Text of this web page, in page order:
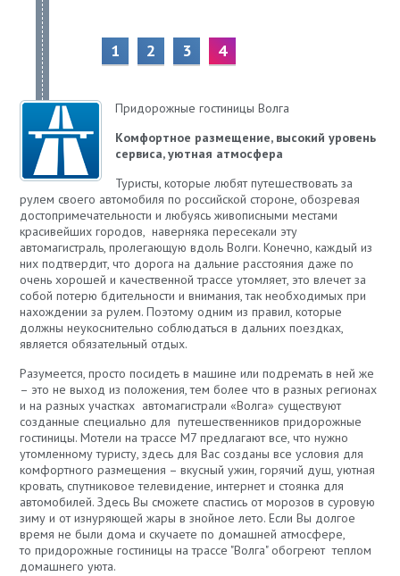
1 2 3 4
Придорожные гостиницы Волга
Комфортное размещение, высокий уровень
сервиса, уютная атмосфера
Туристы, которые любят путешествовать за
рулем своего автомобиля по российской стороне, обозревая
достопримечательности и любуясь живописными местами
красивейших городов, наверняка пересекали эту
автомагистраль, пролегающую вдоль Волги. Конечно, каждый из
них подтвердит, что дорога на дальние расстояния даже по
очень хорошей и качественной трассе утомляет, это влечет за
собой потерю бдительности и внимания, так необходимых при
нахождении за рулем. Поэтому одним из правил, которые
должны неукоснительно соблюдаться в дальних поездках,
является обязательный отдых.
Разумеется, просто посидеть в машине или подремать в ней же
– это не выход из положения, тем более что в разных регионах
и на разных участках автомагистрали «Волга» существуют
созданные специально для путешественников придорожные
гостиницы. Мотели на трассе М7 предлагают все, что нужно
утомленному туристу, здесь для Вас созданы все условия для
комфортного размещения – вкусный ужин, горячий душ, уютная
кровать, спутниковое телевидение, интернет и стоянка для
автомобилей. Здесь Вы сможете спастись от морозов в суровую
зиму и от изнуряющей жары в знойное лето. Если Вы долгое
время не были дома и скучаете по домашней атмосфере,
то придорожные гостиницы на трассе "Волга" обогреют теплом
домашнего уюта.